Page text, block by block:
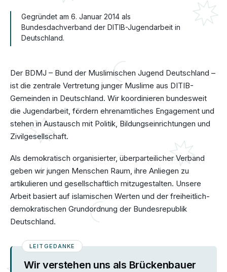
Gegründet am 6. Januar 2014 als
Bundesdachverband der DITIB-Jugendarbeit in
Deutschland.
Der BDMJ – Bund der Muslimischen Jugend Deutschland –
ist die zentrale Vertretung junger Muslime aus DITIB-
Gemeinden in Deutschland. Wir koordinieren bundesweit
die Jugendarbeit, fördern ehrenamtliches Engagement und
stehen in Austausch mit Politik, Bildungseinrichtungen und
Zivilgesellschaft.
Als demokratisch organisierter, überparteilicher Verband
geben wir jungen Menschen Raum, ihre Anliegen zu
artikulieren und gesellschaftlich mitzugestalten. Unsere
Arbeit basiert auf islamischen Werten und der freiheitlich-
demokratischen Grundordnung der Bundesrepublik
Deutschland.
LEITGEDANKE
Wir verstehen uns als Brückenbauer